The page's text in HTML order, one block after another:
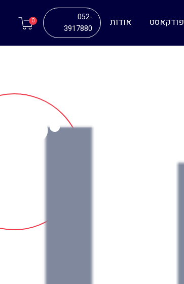
פודקאסט אודות
052-
3917880
0